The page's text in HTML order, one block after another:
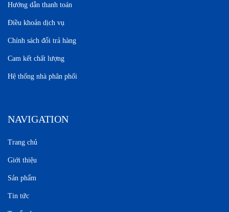
Hướng dẫn thanh toán
Điều khoản dịch vụ
Chính sách đổi trả hàng
Cam kết chất lượng
Hệ thống nhà phân phối
NAVIGATION
Trang chủ
Giới thiệu
Sản phẩm
Tin tức